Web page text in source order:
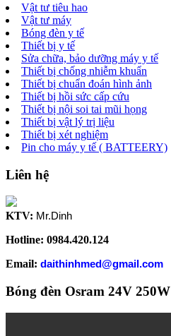
Vật tư tiêu hao
Vật tư máy
Bóng đèn y tế
Thiết bị y tế
Sửa chữa, bảo dưỡng máy y tế
Thiết bị chống nhiễm khuẩn
Thiết bị chuẩn đoán hình ảnh
Thiết bị hồi sức cấp cứu
Thiết bị nội soi tai mũi họng
Thiết bị vật lý trị liệu
Thiết bị xét nghiệm
Pin cho máy y tế ( BATTEERY)
Liên hệ
KTV: Mr.Dinh
Hotline: 0984.420.124
Email: daithinhmed@gmail.com
Bóng đèn Osram 24V 250W